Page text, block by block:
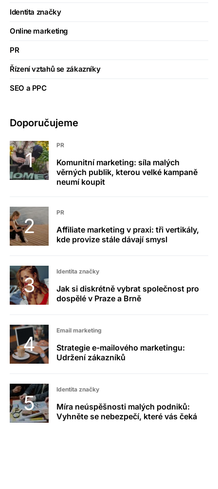
Identita značky
Online marketing
PR
Řízení vztahů se zákazníky
SEO a PPC
Doporučujeme
PR
Komunitní marketing: síla malých
věrných publik, kterou velké kampaně
neumí koupit
PR
Affiliate marketing v praxi: tři vertikály,
kde provize stále dávají smysl
Identita značky
Jak si diskrétně vybrat společnost pro
dospělé v Praze a Brně
Email marketing
Strategie e-mailového marketingu:
Udržení zákazníků
Identita značky
Míra neúspěšnosti malých podniků:
Vyhněte se nebezpečí, které vás čeká